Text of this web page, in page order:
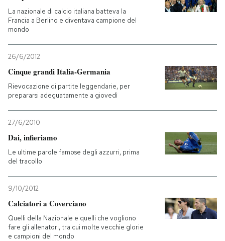
La nazionale di calcio italiana batteva la
Francia a Berlino e diventava campione del
mondo
26/6/2012
Cinque grandi Italia-Germania
Rievocazione di partite leggendarie, per
prepararsi adeguatamente a giovedì
27/6/2010
Dai, infieriamo
Le ultime parole famose degli azzurri, prima
del tracollo
9/10/2012
Calciatori a Coverciano
Quelli della Nazionale e quelli che vogliono
fare gli allenatori, tra cui molte vecchie glorie
e campioni del mondo